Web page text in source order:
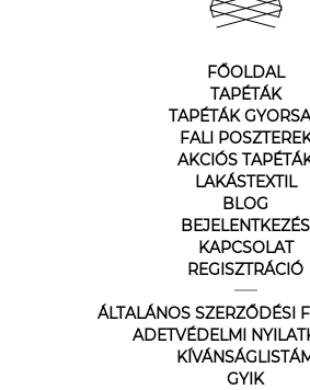
FŐOLDAL
TAPÉTÁK
TAPÉTÁK
FALI
AKCIÓS
LAKÁSTEXTIL
BLOG
BEJELENTKEZÉS
KAPCSOLAT
REGISZTRÁCIÓ
ÁLTALÁNOS SZERZŐDÉSI
ADETVÉDELMI
GYIK